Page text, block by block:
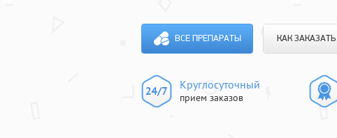
ВСЕ ПРЕПАРАТЫ КАК ЗАКАЗАТЬ
Круглосуточный
прием заказов